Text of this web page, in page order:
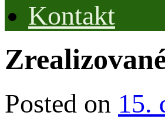
Kontakt
Posted on 15.